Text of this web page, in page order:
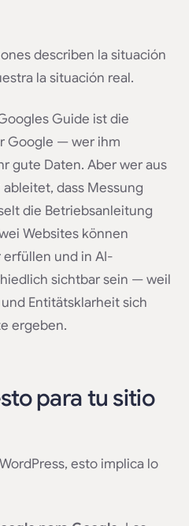
describen la situación
la situación real.
Guide ist die
Google — wer ihm
gute Daten. Aber wer aus
ableitet, dass Messung
die Betriebsanleitung
Websites können
und in AI-
sichtbar sein — weil
Entitätsklarheit sich
ergeben.
para tu sitio
esto implica lo